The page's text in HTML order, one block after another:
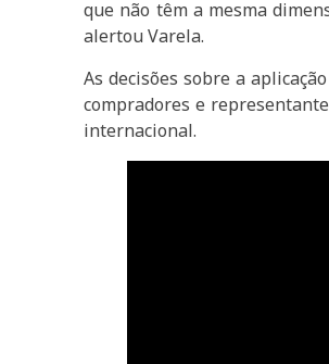
que não têm a mesma
alertou Varela.
As decisões sobre a
compradores e
internacional.